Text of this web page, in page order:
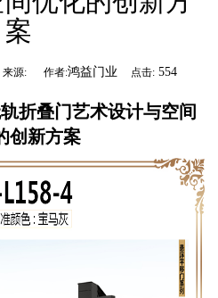
案
来源: 作者:鸿益门业 点击:554
轨折叠门艺术设计与空间
创新方案